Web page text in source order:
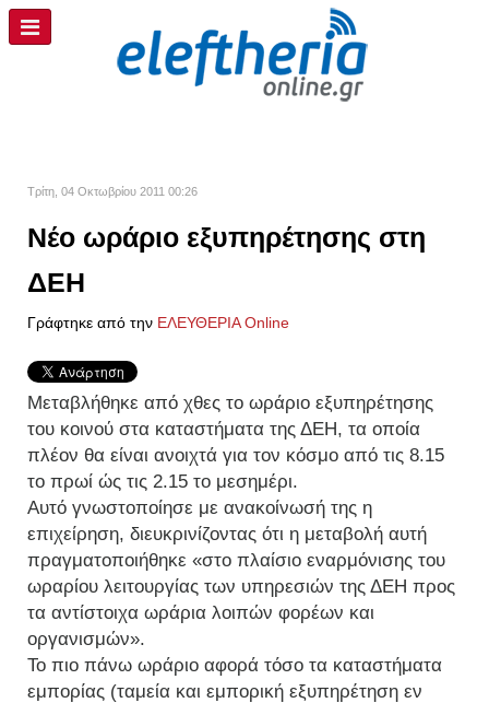
Τρίτη, 04 Οκτωβρίου 2011 00:26
Νέο ωράριο εξυπηρέτησης στη
ΔΕΗ
Γράφτηκε από την ΕΛΕΥΘΕΡΙΑ Online
Μεταβλήθηκε από χθες το ωράριο εξυπηρέτησης
του κοινού στα καταστήματα της ΔΕΗ, τα οποία
πλέον θα είναι ανοιχτά για τον κόσμο από τις 8.15
το πρωί ώς τις 2.15 το μεσημέρι.
Αυτό γνωστοποίησε με ανακοίνωσή της η
επιχείρηση, διευκρινίζοντας ότι η μεταβολή αυτή
πραγματοποιήθηκε «στο πλαίσιο εναρμόνισης του
ωραρίου λειτουργίας των υπηρεσιών της ΔΕΗ προς
τα αντίστοιχα ωράρια λοιπών φορέων και
οργανισμών».
Το πιο πάνω ωράριο αφορά τόσο τα καταστήματα
εμπορίας (ταμεία και εμπορική εξυπηρέτηση εν